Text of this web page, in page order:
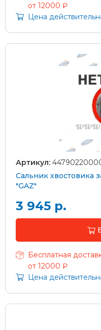
от 12000 ₽
Цена
Артикул:
Сальник хвостовика
"GAZ"
3 945 р.
Бесплатная
от 12000 ₽
Цена